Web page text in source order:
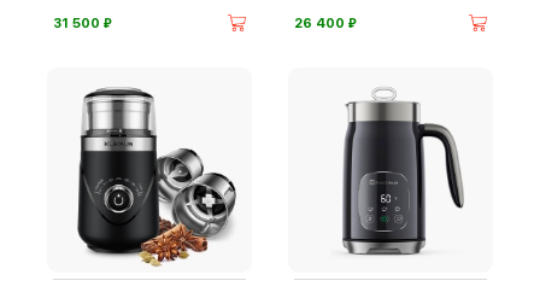
31 500 ⃏ 26 400 ⃏